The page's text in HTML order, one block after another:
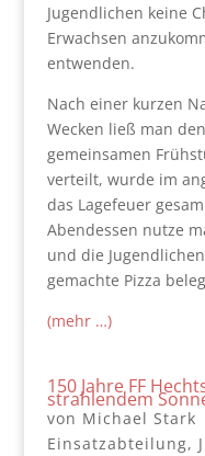
Jugendlichen keine
Erwachsen
entwenden.
Nach einer kurzen
Wecken ließ man
gemeinsamen
verteilt, wurde im
das Lagefeuer
Abendessen nutze
und die
gemachte Pizza
(mehr …)
150 Jahre FF
strahlendem
von Michael Stark
Einsatzabteilung,